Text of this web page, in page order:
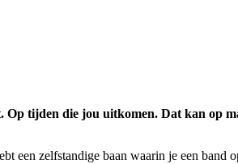
tijden die jou uitkomen. Dat kan op
een zelfstandige baan waarin je een band